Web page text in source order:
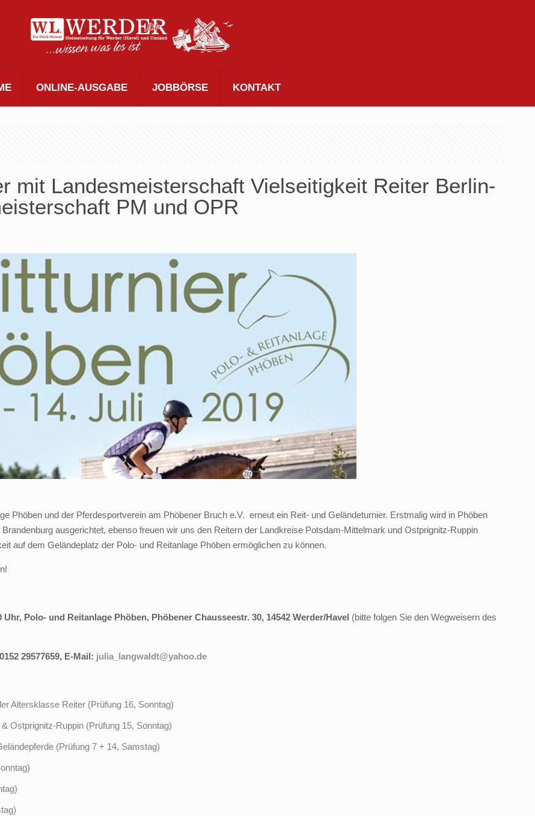
ONLINE-AUSGABE JOBBÖRSE KONTAKT
mit Landesmeisterschaft Vielseitigkeit Reiter Berlin-
PM und OPR
Phöben und der Pferdesportverein am Phöbener Bruch e.V. erneut ein Reit- und Geländeturnier. Erstmalig wird in Phöben
ausgerichtet, ebenso freuen wir uns den Reitern der Landkreise Potsdam-Mittelmark und Ostprignitz-Ruppin
auf dem Geländeplatz der Polo- und Reitanlage Phöben ermöglichen zu können.
Polo- und Reitanlage Phöben, Phöbener Chausseestr. 30, 14542 Werder/Havel (bitte folgen Sie den Wegweisern des
29577659, E-Mail: julia_langwaldt@yahoo.de
Altersklasse Reiter (Prüfung 16, Sonntag)
Ostprignitz-Ruppin (Prüfung 15, Sonntag)
(Prüfung 7 + 14, Samstag)